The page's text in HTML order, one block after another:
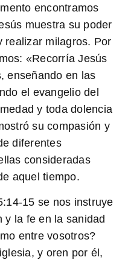
encontramos
muestra su poder
realizar milagros. Por
«Recorría Jesús
enseñando en las
el evangelio del
y toda dolencia
su compasión y
diferentes
consideradas
aquel tiempo.
15 se nos instruye
y la fe en la sanidad
entre vosotros?
y oren por él,